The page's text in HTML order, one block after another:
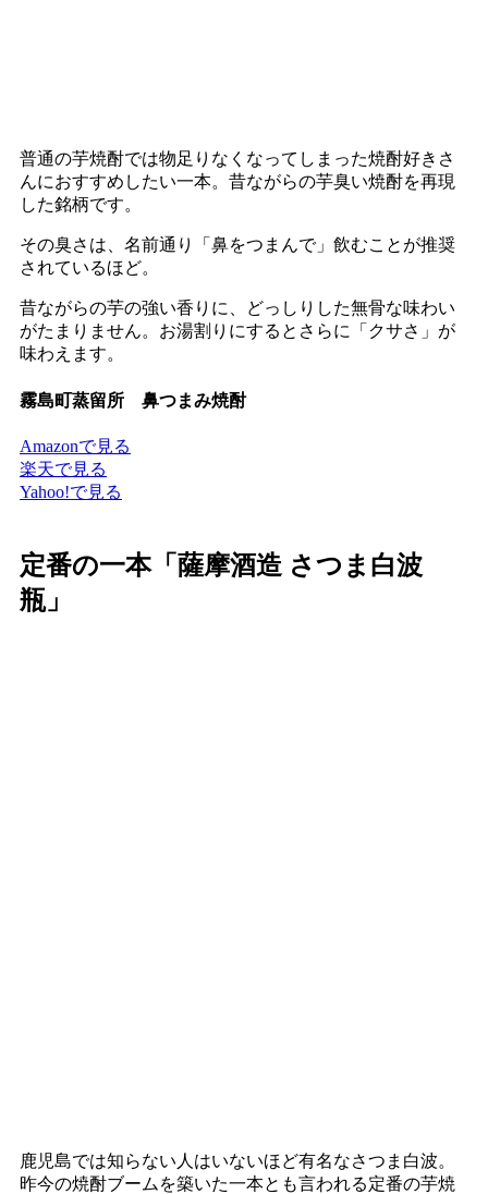
普通の芋焼酎では物足りなくなってしまった焼酎好きさ
んにおすすめしたい一本。昔ながらの芋臭い焼酎を再現
した銘柄です。
その臭さは、名前通り「鼻をつまんで」飲むことが推奨
されているほど。
昔ながらの芋の強い香りに、どっしりした無骨な味わい
がたまりません。お湯割りにするとさらに「クサさ」が
味わえます。
霧島町蒸留所 鼻つまみ焼酎
Amazonで見る
楽天で見る
Yahoo!で見る
定番の一本「薩摩酒造 さつま白波
瓶」
鹿児島では知らない人はいないほど有名なさつま白波。
昨今の焼酎ブームを築いた一本とも言われる定番の芋焼